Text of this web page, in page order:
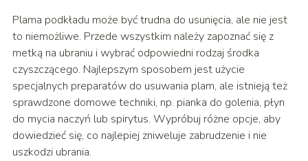
Plama podkładu może być trudna do usunięcia, ale nie jest
to niemożliwe. Przede wszystkim należy zapoznać się z
metką na ubraniu i wybrać odpowiedni rodzaj środka
czyszczącego. Najlepszym sposobem jest użycie
specjalnych preparatów do usuwania plam, ale istnieją też
sprawdzone domowe techniki, np. pianka do golenia, płyn
do mycia naczyń lub spirytus. Wypróbuj różne opcje, aby
dowiedzieć się, co najlepiej zniweluje zabrudzenie i nie
uszkodzi ubrania.